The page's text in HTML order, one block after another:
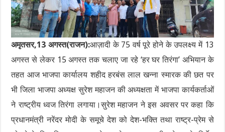
अमृतसर,13 अगस्त(राजन):आज़ादी के 75 वर्ष पूरे होने के उपलक्ष्य में 13
अगस्त से लेकर 15 अगस्त तक चलाए जा रहे ‘हर घर तिरंगा’ अभियान के
तहत आज भाजपा कार्यालय शहीद हरबंस लाल खन्ना स्मारक की छत पर
भी जिला भाजपा अध्यक्ष सुरेश महाजन की अध्यक्षता में भाजपा कार्यकर्ताओं
ने राष्ट्रीय ध्वज तिरंगा लगाया।सुरेश महाजन ने इस अवसर पर कहा कि
प्रधानमंत्री नरेंदर मोदी के समूचे देश को देश-भक्ति तथा राष्ट्र-प्रेम से